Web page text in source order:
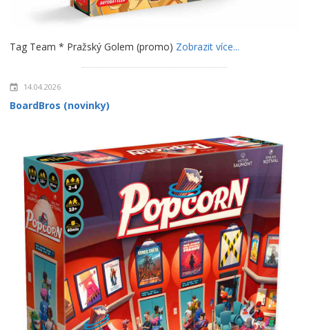
Tag Team * Pražský Golem (promo) Zobrazit více...
14.04.2026
BoardBros (novinky)